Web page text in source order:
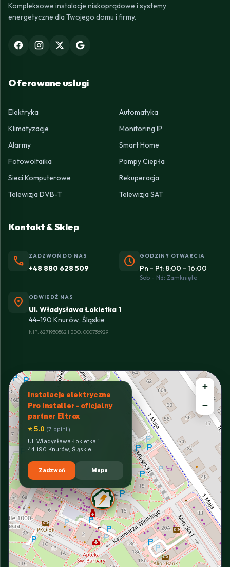
Kompleksowe instalacje niskoprądowe i systemy
energetyczne dla Twojego domu i firmy.
Oferowane usługi
Elektryka
Automatyka
Klimatyzacje
Monitoring IP
Alarmy
Smart Home
Fotowoltaika
Pompy Ciepła
Sieci Komputerowe
Rekuperacja
Telewizja DVB-T
Telewizja SAT
Kontakt & Sklep
phone ZADZWOŃ DO NAS
+48 880 628 509 schedule GODZINY OTWARCIA
Pn - Pt: 8:00 - 16:00
Sob - Nd: Zamknięte
location_on ODWIEDŹ NAS
Ul. Władysława Łokietka 1
44-190 Knurów, Śląskie
NIP: 6271930582 | BDO: 000736929
Instalacje elektryczne
Pro Installer - oficjalny
partner Eltrox
⭐ 5.0 (7 opinii)
Ul. Władysława Łokietka 1
44-190 Knurów, Śląskie
Zadzwoń Mapa
+
−